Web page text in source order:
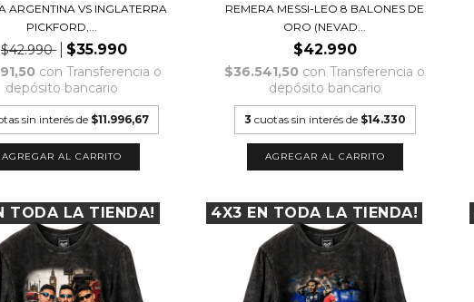
ARGENTINA VS INGLATERRA
PICKFORD,...
$42.990 $35.990
con Transferencia o
depósito bancario
sin interés de $11.996,67
AGREGAR AL CARRITO
REMERA MESSI-LEO 8 BALONES DE
ORO (NEVAD...
$42.990
$36.541,50 con Transferencia o
depósito bancario
3 cuotas sin interés de $14.330
AGREGAR AL CARRITO
TODA LA TIENDA! 4X3 EN TODA LA TIENDA!